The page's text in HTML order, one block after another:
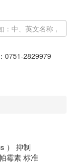
0751-2829979
） 抑制
霉素 标准